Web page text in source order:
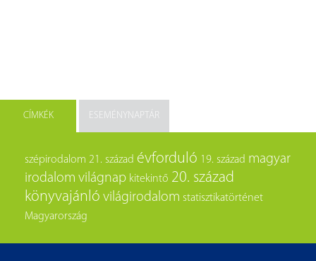
CÍMKÉK ESEMÉNYNAPTÁR
szépirodalom 21. század évforduló 19. század magyar
irodalom világnap kitekintő 20. század
könyvajánló világirodalom statisztikatörténet
Magyarország